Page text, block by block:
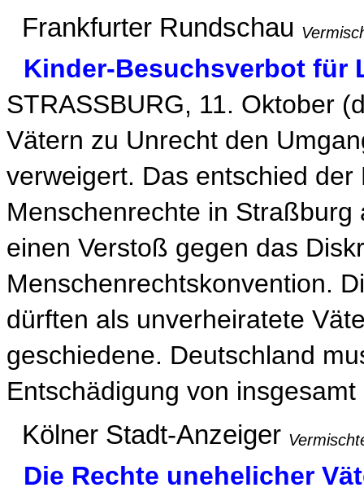
Frankfurter Rundschau
Kinder-Besuchsverbot für
STRASSBURG, 11. Oktober
Vätern zu Unrecht den
verweigert. Das entschied
Menschenrechte in
einen Verstoß gegen das
Menschenrechtskonvention.
dürften als unverheiratete
geschiedene. Deutschland
Entschädigung von
Kölner Stadt-Anzeiger
Die Rechte unehelicher